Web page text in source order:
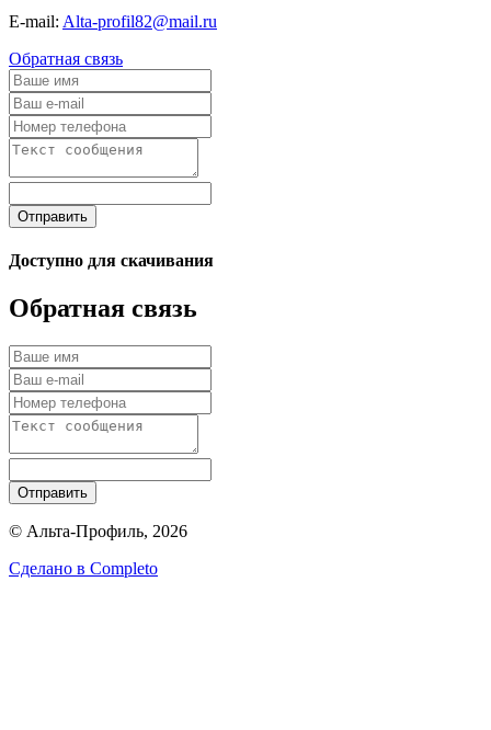
E-mail: Alta-profil82@mail.ru
Обратная связь
Отправить
Доступно для скачивания
Обратная связь
Отправить
© Альта-Профиль, 2026
Сделано в Completo